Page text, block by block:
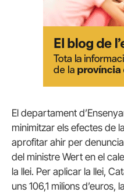
El departament
minimitzar els efectes de
aprofitar ahir per
del ministre Wert en el
la llei. Per aplicar la llei,
uns 106,1 milions